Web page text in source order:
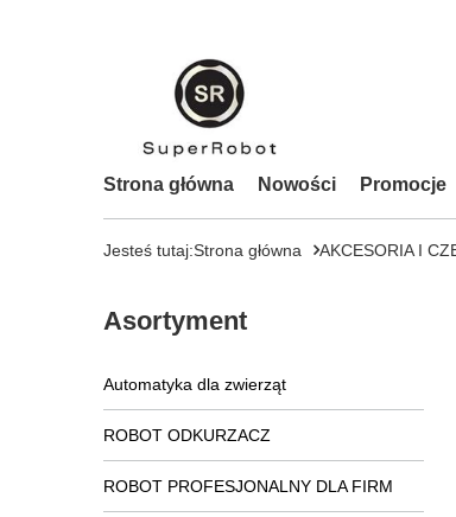
Strona główna Nowości Promocje
Jesteś tutaj:Strona główna AKCESORIA I
Asortyment
Automatyka dla zwierząt
ROBOT ODKURZACZ
ROBOT PROFESJONALNY DLA FIRM